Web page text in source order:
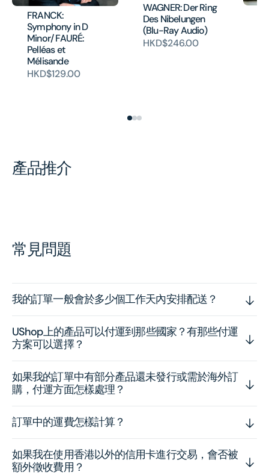
FRANCK:
Symphony in D
Minor/ FAURÉ:
Pelléas et
Mélisande
HKD$129.00
WAGNER: Der Ring
Des Nibelungen
(Blu-Ray Audio)
HKD$246.00
產品推介
常見問題
我的訂單一般會於多少個工作天內安排配送？
UShop上的產品可以付運到那些國家？有那些付運
方案可以選擇？
如果我的訂單中有部分產品還未發行或需於海外訂
購，付運方面怎樣處理？
訂單中的運費怎樣計算？
如果我在使用香港以外的信用卡進行交易，會否被
額外徵收費用？